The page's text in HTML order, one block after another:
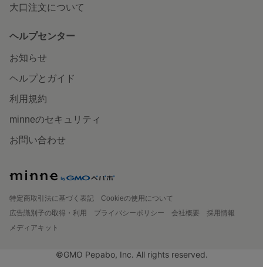
大口注文について
ヘルプセンター
お知らせ
ヘルプとガイド
利用規約
minneのセキュリティ
お問い合わせ
特定商取引法に基づく表記
Cookieの使用について
広告識別子の取得・利用
プライバシーポリシー 会社概要
採用情報
メディアキット
©GMO Pepabo, Inc. All rights reserved.